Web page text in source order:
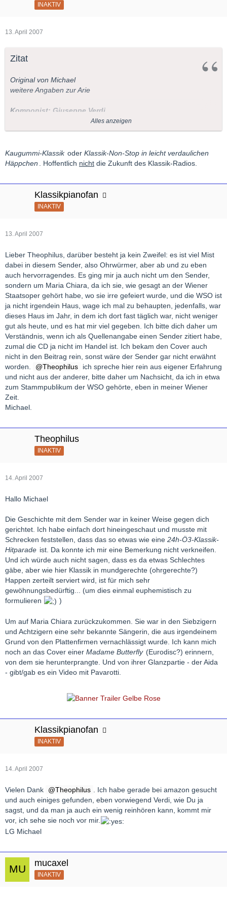
INAKTIV
13. April 2007
Zitat
Original von Michael
weitere Angaben zur Arie
Komponist: Giuseppe Verdi
Titel:"Mercè, dilette amiche"(Bolero) aus der Oper "I Vespri
Nello Santi, Dirigent
zuletzt gespielt:13.04.2007 19:23:03Zu folgenden Zeiten ist
dieses Stück wieder auf Radio Swiss Classic zu
12.05.2007 ca 13:40
Michael
PS: die CD ist leider vergriffen,mehr darüber im Link dieses
Senders:
http://<woltlab-metacode-marker data-name="b" data-
uuid="7cf37bc1-8156-432e-bef3-078b0f020f45" data-
source="W0Jd" /><woltlab-metacode-marker data-name="size"
data-uuid="66f87b35-a596-481c-a918-c903b8c307da" data-
source="W1NJWkU9MTZd" data-attributes="WyIxNiJd"
/>http://www.radioswissclassic.ch<woltlab-metacode-marker
data-uuid="66f87b35-a596-481c-a918-c903b8c307da" data-
source="Wy9TSVpFXQ==" /><woltlab-metacode-marker data-
uuid="7cf37bc1-8156-432e-bef3-078b0f020f45" data-
source="Wy9CXQ==" />/
Alles anzeigen
Kaugummi-Klassik oder Klassik-Non-Stop in leicht verdaulichen
Häppchen
. Hoffentlich nicht die Zukunft des Klassik-Radios.
Klassikpianofan
INAKTIV
13. April 2007
Lieber Theophilus, darüber besteht ja kein Zweifel: es ist viel Mist
dabei in diesem Sender, also Ohrwürmer, aber ab und zu eben
auch hervorragendes. Es ging mir ja auch nicht um den Sender,
sondern um Maria Chiara, da ich sie, wie gesagt an der Wiener
Staatsoper gehört habe, wo sie irre gefeiert wurde, und die WSO ist
ja nicht irgendein Haus, wage ich mal zu behaupten, jedenfalls, war
dieses Haus im Jahr, in dem ich dort fast täglich war, nicht weniger
gut als heute, und es hat mir viel gegeben. Ich bitte dich daher um
Verständnis, wenn ich als Quellenangabe einen Sender zitiert habe,
zumal die CD ja nicht im Handel ist. Ich bekam den Cover auch
nicht in den Beitrag rein, sonst wäre der Sender gar nicht erwähnt
worden.
Theophilus
ich spreche hier rein aus eigener Erfahrung
und nicht aus der anderer, bitte daher um Nachsicht, da ich in etwa
zum Stammpublikum der WSO gehörte, eben in meiner Wiener
Zeit.
Michael.
Theophilus
INAKTIV
14. April 2007
Hallo Michael
Die Geschichte mit dem Sender war in keiner Weise gegen dich
gerichtet. Ich habe einfach dort hineingeschaut und musste mit
Schrecken feststellen, dass das so etwas wie eine 24h-Ö3-Klassik-
Hitparade ist. Da konnte ich mir eine Bemerkung nicht verkneifen.
Und ich würde auch nicht sagen, dass es da etwas Schlechtes
gäbe, aber wie hier Klassik in mundgerechte (ohrgerechte?)
Happen zerteilt serviert wird, ist für mich sehr
gewöhnungsbedürftig... (um dies einmal euphemistisch zu
formulieren
)
Um auf Maria Chiara zurückzukommen. Sie war in den Siebzigern
und Achtzigern eine sehr bekannte Sängerin, die aus irgendeinem
Grund von den Plattenfirmen vernachlässigt wurde. Ich kann mich
noch an das Cover einer Madame Butterfly (Eurodisc?) erinnern,
von dem sie herunterprangte. Und von ihrer Glanzpartie - der Aida
- gibt/gab es ein Video mit Pavarotti.
Klassikpianofan
INAKTIV
14. April 2007
Vielen Dank Theophilus . Ich habe gerade bei amazon gesucht
und auch einiges gefunden, eben vorwiegend Verdi, wie Du ja
sagst, und da man ja auch ein wenig reinhören kann, kommt mir
vor, ich sehe sie noch vor mir.
LG Michael
mucaxel
INAKTIV